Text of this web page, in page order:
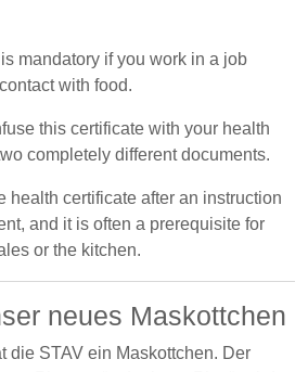
mandatory if you work in a job
with food.
this certificate with your health
completely different documents.
health certificate after an instruction
and it is often a prerequisite for
or the kitchen.
neues Maskottchen
die STAV ein Maskottchen. Der